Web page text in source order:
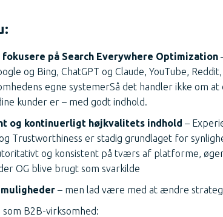
fokusere på Search Everywhere Optimization
og Bing, ChatGPT og Claude, YouTube,
egne systemerSå det handler ikke om
kunder er – med godt indhold.
og kontinuerligt højkvalitets indhold –
Trustworthiness er stadig grundlaget for
og konsistent på tværs af platforme,
OG blive brugt som svarkilde
– men lad være med at ændre
B2B-virksomhed: